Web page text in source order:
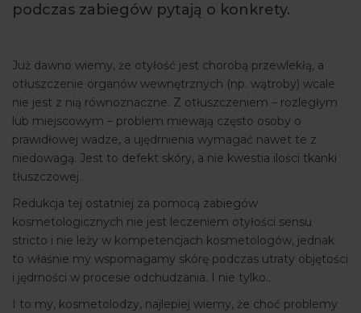
podczas zabiegów pytają o konkrety.
Już dawno wiemy, że otyłość jest chorobą przewlekłą, a
otłuszczenie organów wewnętrznych (np. wątroby) wcale
nie jest z nią równoznaczne. Z otłuszczeniem – rozległym
lub miejscowym – problem miewają często osoby o
prawidłowej wadze, a ujędrnienia wymagać nawet te z
niedowagą. Jest to defekt skóry, a nie kwestia ilości tkanki
tłuszczowej..
Redukcja tej ostatniej za pomocą zabiegów
kosmetologicznych nie jest leczeniem otyłości sensu
stricto i nie leży w kompetencjach kosmetologów, jednak
to właśnie my wspomagamy skórę podczas utraty objętości
i jędrności w procesie odchudzania. I nie tylko..
I to my, kosmetolodzy, najlepiej wiemy, że choć problemy